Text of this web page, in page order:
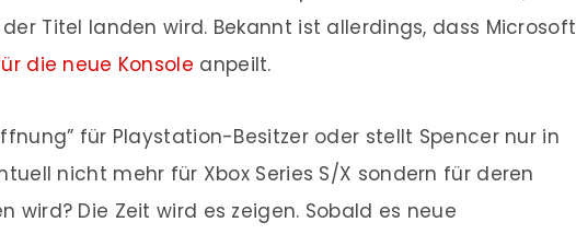
Titel landen wird. Bekannt ist allerdings, dass Microsoft
die neue Konsole anpeilt.
für Playstation-Besitzer oder stellt Spencer nur in
nicht mehr für Xbox Series S/X sondern für deren
wird? Die Zeit wird es zeigen. Sobald es neue